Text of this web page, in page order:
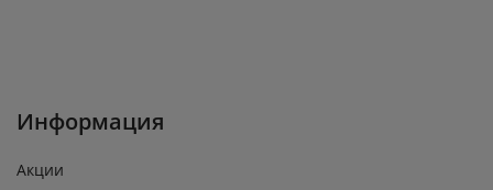
Информация
Акции